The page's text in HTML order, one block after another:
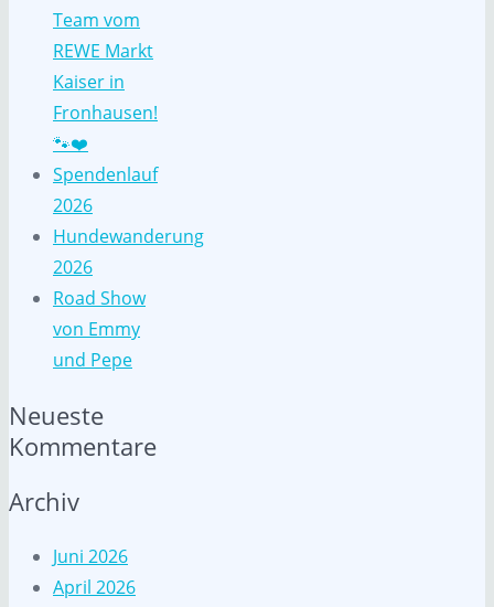
Team vom
REWE Markt
Kaiser in
Fronhausen!
🐾❤️
Spendenlauf
2026
Hundewanderung
2026
Road Show
von Emmy
und Pepe
Neueste
Kommentare
Archiv
Juni 2026
April 2026